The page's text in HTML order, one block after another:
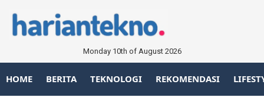
Monday 10th of August 2026
HOME BERITA TEKNOLOGI REKOMENDASI